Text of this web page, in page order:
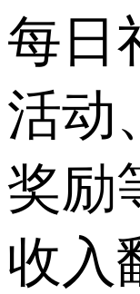
每日
活动
奖励
收入